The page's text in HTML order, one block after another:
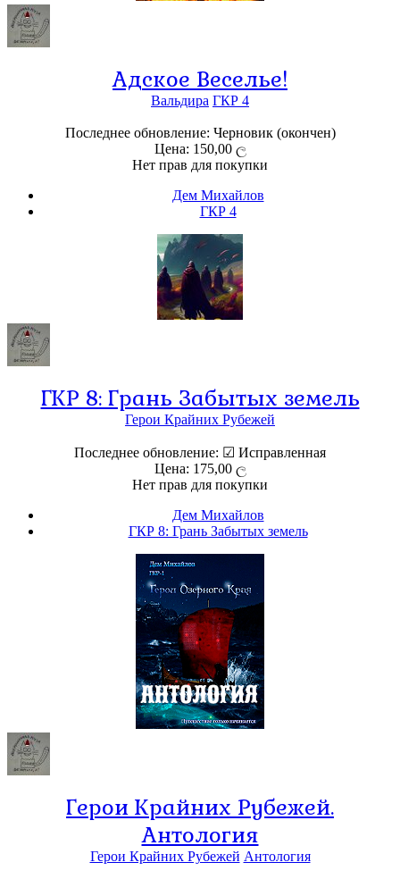
Адское Веселье!
Вальдира ГКР 4
Последнее обновление: Черновик (окончен)
Цена: 150,00 ල
Нет прав для покупки
Дем Михайлов
ГКР 4
ГКР 8: Грань Забытых земель
Герои Крайних Рубежей
Последнее обновление: ☑ Исправленная
Цена: 175,00 ල
Нет прав для покупки
Дем Михайлов
ГКР 8: Грань Забытых земель
Герои Крайних Рубежей.
Антология
Герои Крайних Рубежей Антология